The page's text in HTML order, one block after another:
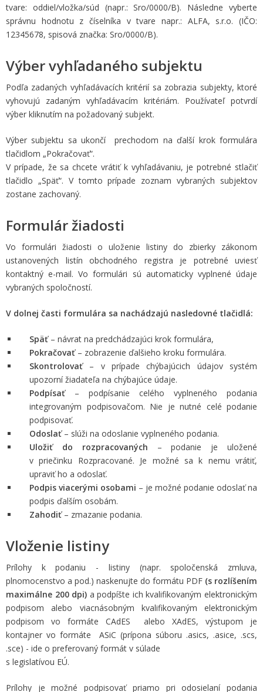
tvare: oddiel/vložka/súd (napr.: Sro/0000/B). Následne vyberte
správnu hodnotu z číselníka v tvare napr.: ALFA, s.r.o. (IČO:
12345678, spisová značka: Sro/0000/B).
Výber vyhľadaného subjektu
Podľa zadaných vyhľadávacích kritérií sa zobrazia subjekty, ktoré
vyhovujú zadaným vyhľadávacím kritériám. Používateľ potvrdí
výber kliknutím na požadovaný subjekt.
Výber subjektu sa ukončí prechodom na ďalší krok formulára
tlačidlom „Pokračovať“.
V prípade, že sa chcete vrátiť k vyhľadávaniu, je potrebné stlačiť
tlačidlo „Späť“. V tomto prípade zoznam vybraných subjektov
zostane zachovaný.
Formulár žiadosti
Vo formulári žiadosti o uloženie listiny do zbierky zákonom
ustanovených listín obchodného registra je potrebné uviesť
kontaktný e-mail. Vo formulári sú automaticky vyplnené údaje
vybraných spoločností.
V dolnej časti formulára sa nachádzajú nasledovné tlačidlá:
Späť – návrat na predchádzajúci krok formulára,
Pokračovať– zobrazenie ďalšieho kroku formulára.
Skontrolovať– v prípade chýbajúcich údajov systém
upozorní žiadateľa na chýbajúce údaje.
Podpísať– podpísanie celého vyplneného podania
integrovaným podpisovačom. Nie je nutné celé podanie
podpisovať.
Odoslať– slúži na odoslanie vyplneného podania.
Uložiť do rozpracovaných – podanie je uložené
v priečinku Rozpracované. Je možné sa k nemu vrátiť,
upraviť ho a odoslať.
Podpis viacerými osobami – je možné podanie odoslať na
podpis ďalším osobám.
Zahodiť– zmazanie podania.
Vloženie listiny
Prílohy k podaniu - listiny (napr. spoločenská zmluva,
plnomocenstvo a pod.) naskenujte do formátu PDF (s rozlíšením
maximálne 200 dpi) a podpíšte ich kvalifikovaným elektronickým
podpisom alebo viacnásobným kvalifikovaným elektronickým
podpisom vo formáte CAdES alebo XAdES, výstupom je
kontajner vo formáte ASiC (prípona súboru .asics, .asice, .scs,
.sce) - ide o preferovaný formát v súlade
s legislatívou EÚ.
Prílohy je možné podpisovať priamo pri odosielaní podania